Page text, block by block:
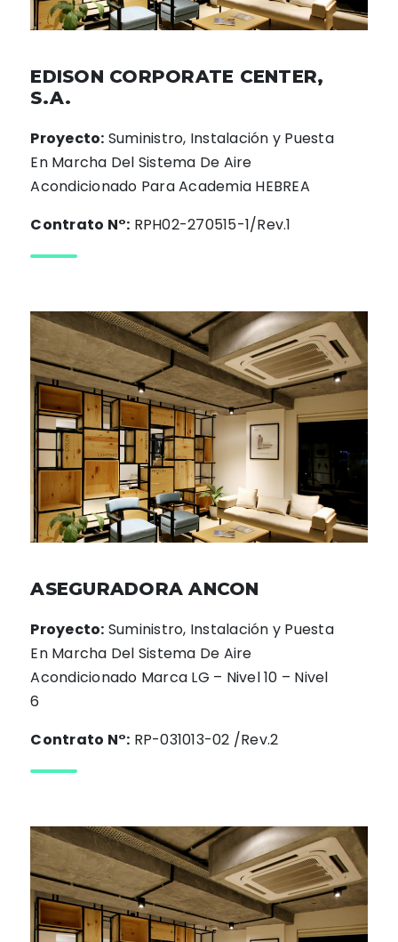
EDISON CORPORATE CENTER,
S.A.
Proyecto: Suministro, Instalación y Puesta
En Marcha Del Sistema De Aire
Acondicionado Para Academia HEBREA
Contrato N°: RPH02-270515-1/Rev.1
ASEGURADORA ANCON
Proyecto: Suministro, Instalación y Puesta
En Marcha Del Sistema De Aire
Acondicionado Marca LG – Nivel 10 – Nivel
6
Contrato N°: RP-031013-02 /Rev.2